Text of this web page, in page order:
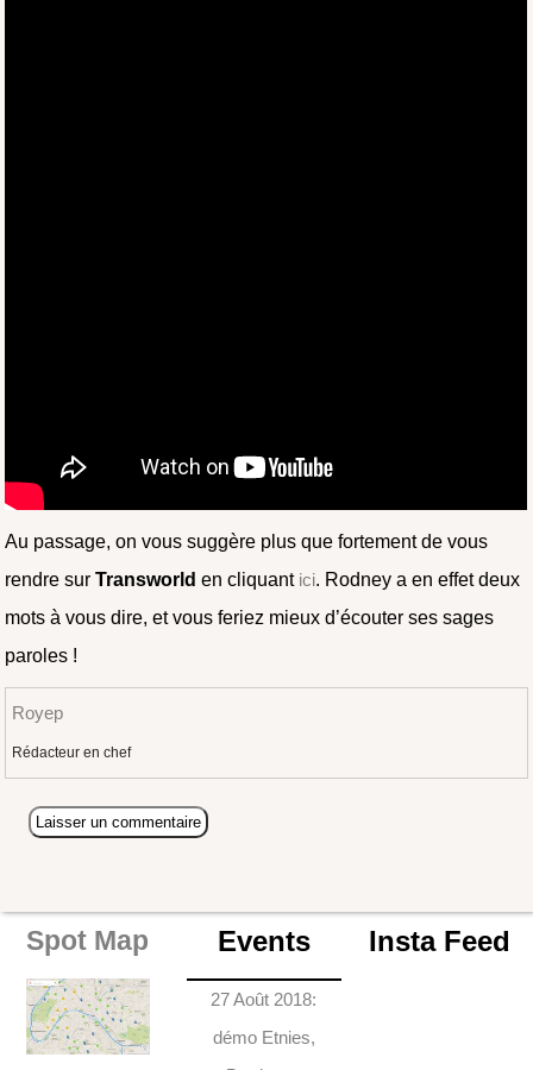
Au passage, on vous suggère plus que fortement de vous
rendre surTransworld en cliquant ici. Rodney a en effet deux
mots à vous dire, et vous feriez mieux d’écouter ses sages
paroles !
Royep
Rédacteur en chef
Spot Map Events
27 Août 2018:
démo Etnies,
Insta Feed